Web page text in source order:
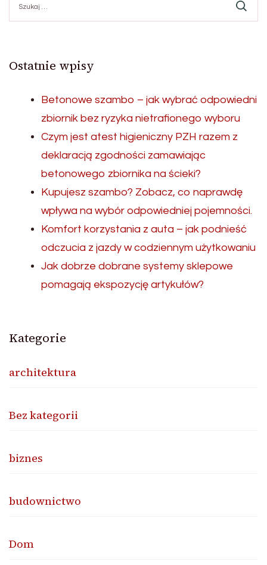
Ostatnie wpisy
Betonowe szambo – jak wybrać odpowiedni
zbiornik bez ryzyka nietrafionego wyboru
Czym jest atest higieniczny PZH razem z
deklaracją zgodności zamawiając
betonowego zbiornika na ścieki?
Kupujesz szambo? Zobacz, co naprawdę
wpływa na wybór odpowiedniej pojemności.
Komfort korzystania z auta – jak podnieść
odczucia z jazdy w codziennym użytkowaniu
Jak dobrze dobrane systemy sklepowe
pomagają ekspozycję artykułów?
Kategorie
architektura
Bez kategorii
biznes
budownictwo
Dom